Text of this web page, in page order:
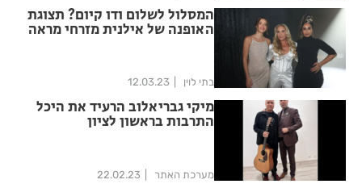
המסלול לשלום ודו קיום? תצוגת
האופנה של אילנית מזרחי מראה
בתי לוין 12.03.23
מיקי גבריאלוב הרעיד את היכל
התרבות בראשון לציון
מערכת האתר 22.02.23